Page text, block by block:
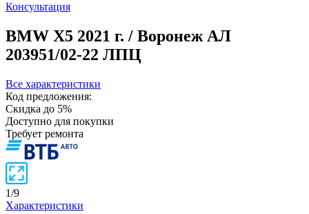
Консультация
BMW X5 2021 г. / Воронеж АЛ
203951/02-22 ЛПЦ
Все характеристики
Код предложения:
Скидка до 5%
Доступно для покупки
Требует ремонта
1/9
Характеристики